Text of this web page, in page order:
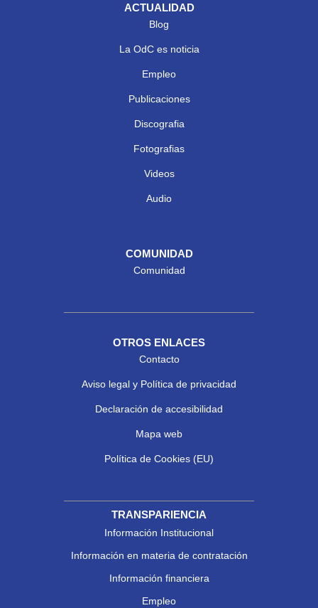
ACTUALIDAD
Blog
La OdC es noticia
Empleo
Publicaciones
Discografia
Fotografias
Videos
Audio
COMUNIDAD
Comunidad
OTROS ENLACES
Contacto
Aviso legal y Política de privacidad
Declaración de accesibilidad
Mapa web
Política de Cookies (EU)
TRANSPARIENCIA
Información Institucional
Información en materia de contratación
Información financiera
Empleo